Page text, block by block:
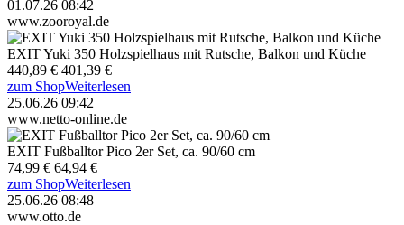
01.07.26 08:42
www.zooroyal.de
EXIT Yuki 350 Holzspielhaus mit Rutsche, Balkon und Küche
440,89 € 401,39 €
zum ShopWeiterlesen
25.06.26 09:42
www.netto-online.de
EXIT Fußballtor Pico 2er Set, ca. 90/60 cm
74,99 € 64,94 €
zum ShopWeiterlesen
25.06.26 08:48
www.otto.de